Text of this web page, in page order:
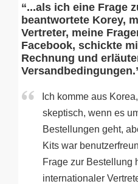
“...als ich eine Frage
beantwortete Korey,
Vertreter, meine
Facebook, schickte
Rechnung und
Ich komme aus
skeptisch, wenn es
Bestellungen geht,
Kits war
Frage zur Bestellung
internationaler